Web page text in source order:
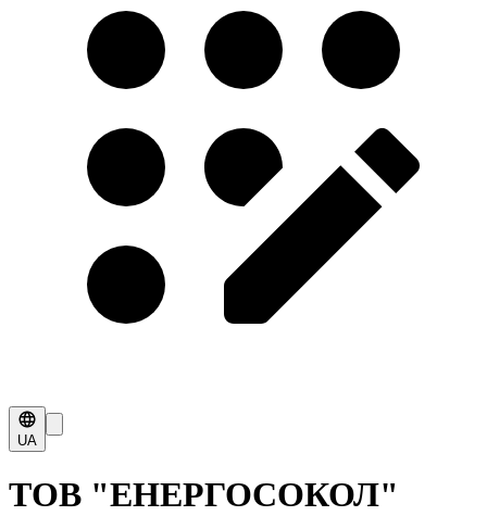
UA
ТОВ "ЕНЕРГОСОКОЛ"